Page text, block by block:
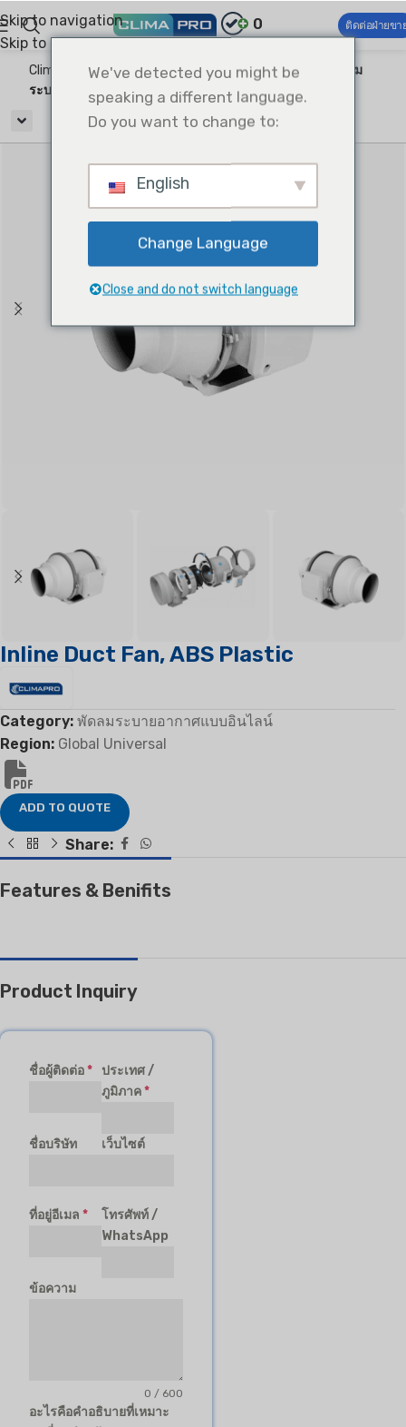
Skip to navigation
Skip to main content
0 ติดต่อฝ่ายขา
Climapro® การระบายอากาศ พัดลมระบายอากาศ
พัดลม
ระบายอากาศแบบอินไลน์
Inline Duct Fan, ABS Plastic
Category: พัดลมระบายอากาศแบบอินไลน์
Region: Global Universal
ADD TO QUOTE
Share:
Features & Benifits
Product Inquiry
ชื่อผู้ติดต่อ*
ประเทศ /
ภูมิภาค*
ชื่อบริษัท เว็บไซต์
ที่อยู่อีเมล *
โทรศัพท์ /
WhatsApp
ข้อความ
0 / 600
อะไรคือคำอธิบายที่เหมาะ
We've detected you might be
speaking a different language.
Do you want to change to:
English
Change Language
Close and do not switch language